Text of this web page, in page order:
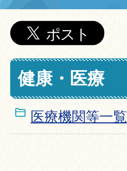
健康・医療
医療機関等一覧